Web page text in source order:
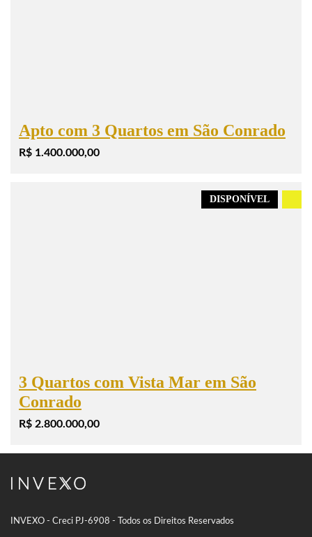
Apto com 3 Quartos em São Conrado
R$ 1.400.000,00
DISPONÍVEL
3 Quartos com Vista Mar em São
Conrado
R$ 2.800.000,00
INVEXO - Creci PJ-6908 - Todos os Direitos Reservados